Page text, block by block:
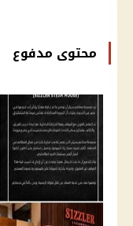
محتوى مدفوع